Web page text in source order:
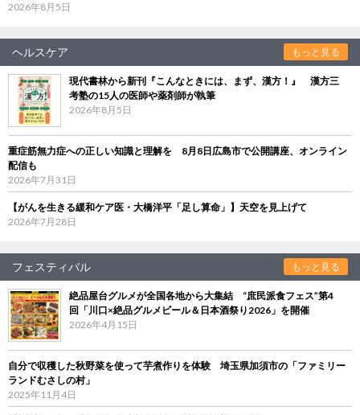
2026年8月5日
ヘルスケア もっと見る
現代書林から新刊『こんなときには、まず、漢方！』 漢方三
考塾の15人の医師や薬剤師が執筆
2026年8月5日
重症筋無力症への正しい知識と理解を 8月8日広島市で公開講座、オンライン
配信も
2026年7月31日
【がんを生きる緩和ケア医・大橋洋平「足し算命」】天空を見上げて
2026年7月28日
フェスティバル もっと見る
絶品屋台グルメが全国各地から大集結 “庶民派食フェス”第4
回「川口×絶品グルメビール＆日本酒祭り2026」を開催
2026年4月15日
自分で収穫した秋野菜を使って芋煮作りを体験 埼玉県加須市の「ファミリー
ランドむさしの村」
2025年11月4日